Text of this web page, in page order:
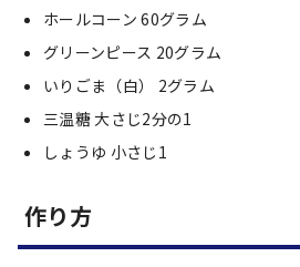
ホールコーン 60グラム
グリーンピース 20グラム
いりごま（白） 2グラム
三温糖 大さじ2分の1
しょうゆ 小さじ1
作り方